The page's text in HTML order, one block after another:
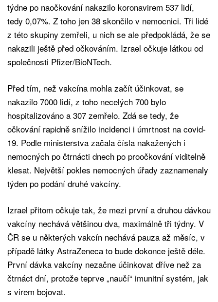
týdne po naočkování nakazilo koronavirem 537 lidí,
tedy 0,07%. Z toho jen 38 skončilo v nemocnici. Tři lidé
z této skupiny zemřeli, u nich se ale předpokládá, že se
nakazili ještě před očkováním. Izrael očkuje látkou od
společnosti Pfizer/BioNTech.
Před tím, než vakcína mohla začít účinkovat, se
nakazilo 7000 lidí, z toho necelých 700 bylo
hospitalizováno a 307 zemřelo. Zdá se tedy, že
očkování rapidně snížilo incidenci i úmrtnost na covid-
19. Podle ministerstva začala čísla nakažených i
nemocných po čtrnácti dnech po proočkování viditelně
klesat. Největší pokles nemocných úřady zaznamenaly
týden po podání druhé vakcíny.
Izrael přitom očkuje tak, že mezi první a druhou dávkou
vakcíny nechává většinou dva, maximálně tři týdny. V
ČR se u některých vakcín nechává pauza až měsíc, v
případě látky AstraZeneca to bude dokonce ještě déle.
První dávka vakcíny nezačne účinkovat dříve než za
čtrnáct dní, protože teprve „naučí“ imunitní systém, jak
s virem bojovat.